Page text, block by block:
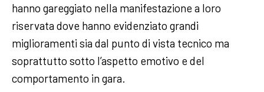
hanno gareggiato nella manifestazione a loro
riservata dove hanno evidenziato grandi
miglioramenti sia dal punto di vista tecnico ma
soprattutto sotto l’aspetto emotivo e del
comportamento in gara.